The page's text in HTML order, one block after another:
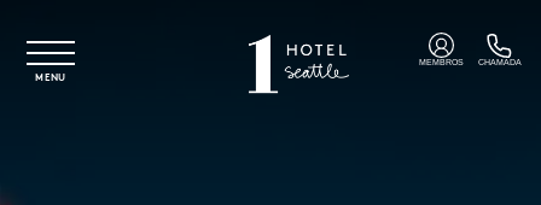
MENU
MEMBROS CHAMADA